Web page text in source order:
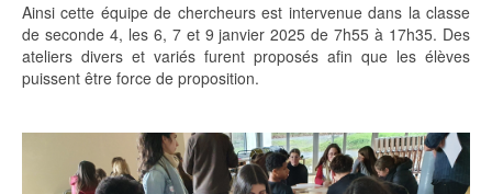
Ainsi cette équipe de chercheurs est intervenue dans la classe
de seconde 4, les 6, 7 et 9 janvier 2025 de 7h55 à 17h35. Des
ateliers divers et variés furent proposés afin que les élèves
puissent être force de proposition.